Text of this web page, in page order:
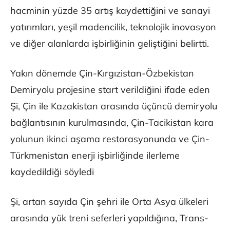
hacminin yüzde 35 artış kaydettiğini ve sanayi
yatırımları, yeşil madencilik, teknolojik inovasyon
ve diğer alanlarda işbirliğinin geliştiğini belirtti.
Yakın dönemde Çin-Kırgızistan-Özbekistan
Demiryolu projesine start verildiğini ifade eden
Şi, Çin ile Kazakistan arasında üçüncü demiryolu
bağlantısının kurulmasında, Çin-Tacikistan kara
yolunun ikinci aşama restorasyonunda ve Çin-
Türkmenistan enerji işbirliğinde ilerleme
kaydedildiği söyledi
Şi, artan sayıda Çin şehri ile Orta Asya ülkeleri
arasında yük treni seferleri yapıldığına, Trans-